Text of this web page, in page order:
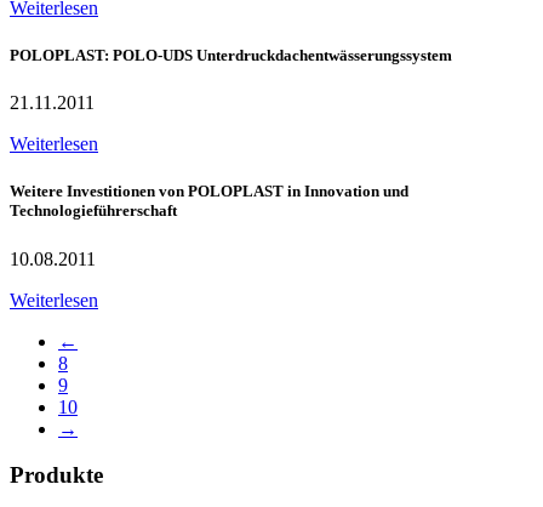
Weiterlesen
POLOPLAST: POLO-UDS Unterdruckdachentwässerungssystem
21.11.2011
Weiterlesen
Weitere Investitionen von POLOPLAST in Innovation und
Technologieführerschaft
10.08.2011
Weiterlesen
←
8
9
10
→
Produkte